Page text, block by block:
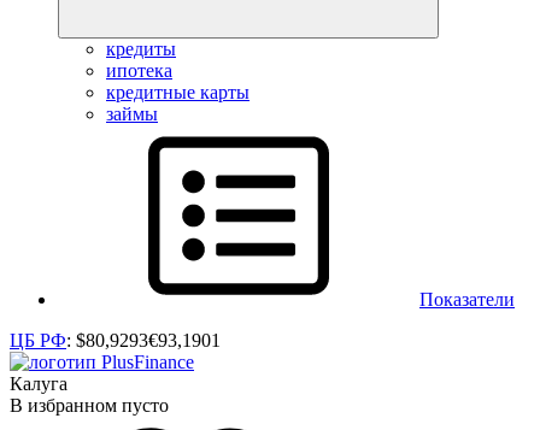
кредиты
ипотека
кредитные карты
займы
Показатели
ЦБ РФ: $80,9293€93,1901
Калуга
В избранном пусто